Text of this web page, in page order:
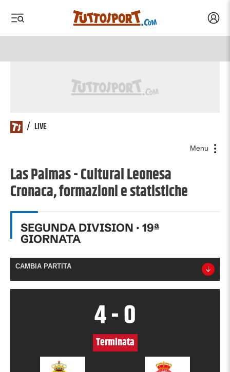
/ LIVE
Menu
Las Palmas - Cultural Leonesa
Cronaca, formazioni e statistiche
SEGUNDA DIVISION · 19ª
GIORNATA
CAMBIA PARTITA
4-0
Terminata